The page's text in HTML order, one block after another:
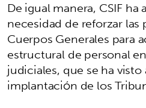
De igual manera, CSIF ha
necesidad de reforzar las
Cuerpos Generales para
estructural de personal
judiciales, que se ha
implantación de los